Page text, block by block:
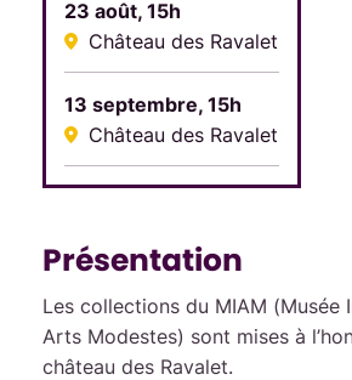
23 août, 15h
Château des Ravalet
13 septembre, 15h
Château des Ravalet
Présentation
Les collections du MIAM (Musée
Arts Modestes) sont mises à
château des Ravalet.